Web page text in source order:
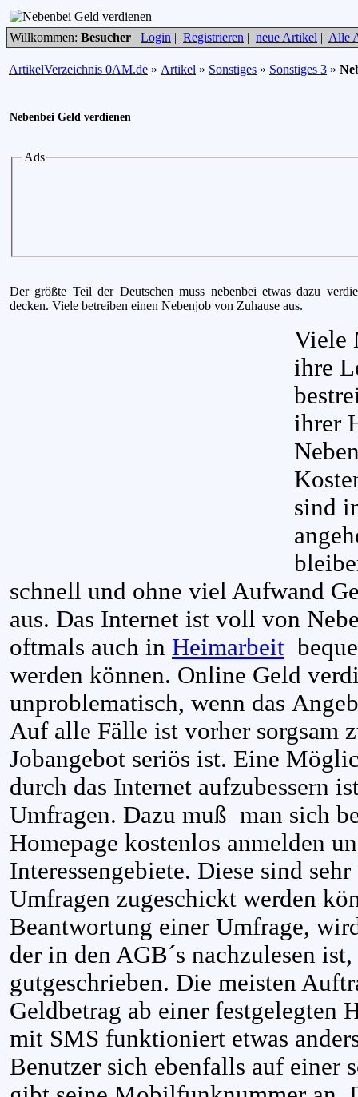
Willkommen: Besucher Login | Registrieren | neue Artikel | Alle
ArtikelVerzeichnis 0AM.de » Artikel » Sonstiges » Sonstiges 3 »
Nebenbei Geld verdienen
Ads
Der größte Teil der Deutschen muss nebenbei etwas dazu
decken. Viele betreiben einen Nebenjob von Zuhause aus.
Viele
ihre
ihrer
sind
schnell und ohne viel Aufwand
aus. Das Internet ist voll von
oftmals auch in Heimarbeit
werden können. Online Geld
unproblematisch, wenn das
Auf alle Fälle ist vorher sorgsam
Jobangebot seriös ist. Eine
durch das Internet aufzubessern
Umfragen. Dazu muß man sich
Homepage kostenlos anmelden
Interessengebiete. Diese sind
Umfragen zugeschickt werden
Beantwortung einer Umfrage,
der in den AGB´s nachzulesen
gutgeschrieben. Die meisten
Geldbetrag ab einer festgelegten
mit SMS funktioniert etwas
Benutzer sich ebenfalls auf einer